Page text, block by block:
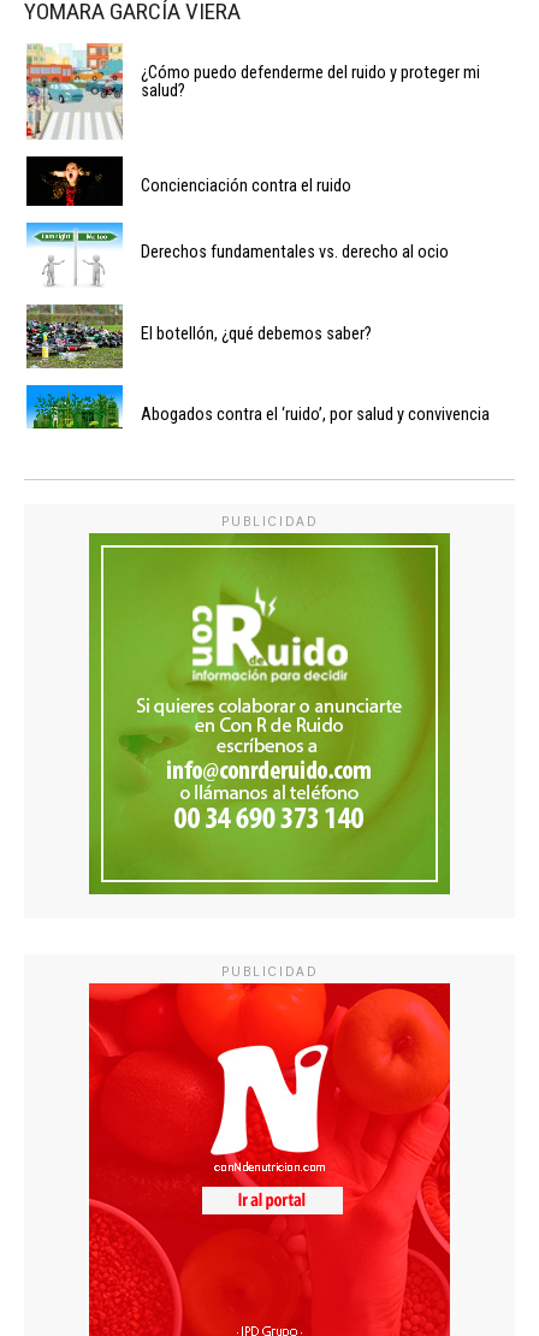
YOMARA GARCÍA VIERA
¿Cómo puedo defenderme del ruido y proteger mi
salud?
Concienciación contra el ruido
Derechos fundamentales vs. derecho al ocio
El botellón, ¿qué debemos saber?
Abogados contra el ‘ruido’, por salud y convivencia
PUBLICIDAD
PUBLICIDAD